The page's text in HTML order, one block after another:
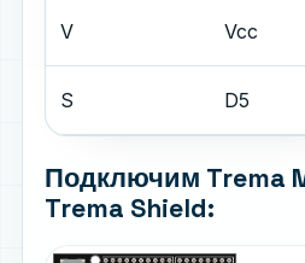
V Vcc
S D5
Подключим Trema
Trema Shield: